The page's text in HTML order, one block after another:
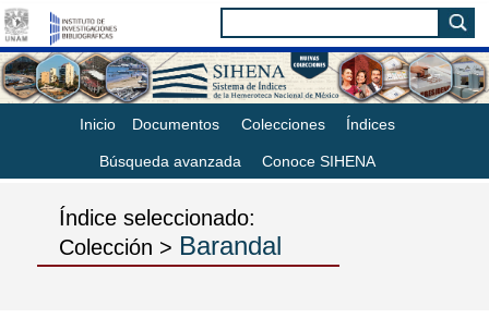
Inicio Documentos Colecciones Índices
Búsqueda avanzada Conoce SIHENA
Índice seleccionado:
Colección > Barandal